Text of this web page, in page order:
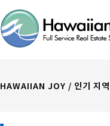
HAWAIIAN JOY / 인기 지